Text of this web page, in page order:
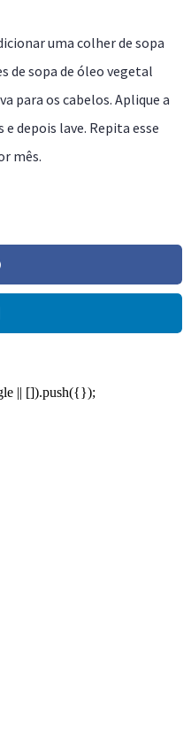
uma colher de sopa
de sopa de óleo vegetal
para os cabelos. Aplique a
depois lave. Repita esse
mês.
|| []).push({});